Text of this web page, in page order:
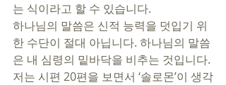
는 식이라고 할 수 있습니다.
하나님의 말씀은 신적 능력을 덧입기 위
한 수단이 절대 아닙니다. 하나님의 말씀
은 내 심령의 밑바닥을 비추는 것입니다.
저는 시편 20편을 보면서 ‘솔로몬’이 생각